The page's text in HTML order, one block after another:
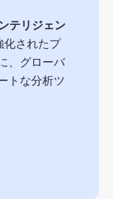
テリジェン
化されたプ
、グローバ
トな分析ツ